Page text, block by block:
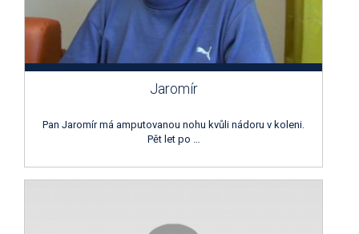
Jaromír
Pan Jaromír má amputovanou nohu kvůli nádoru v koleni.
Pět let po …